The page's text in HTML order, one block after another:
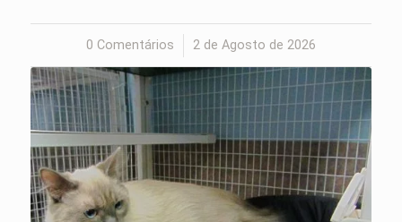
0 Comentários
/ 2 de Agosto de 2026